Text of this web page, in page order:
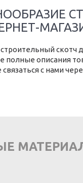
скотч
полные описания
с нами